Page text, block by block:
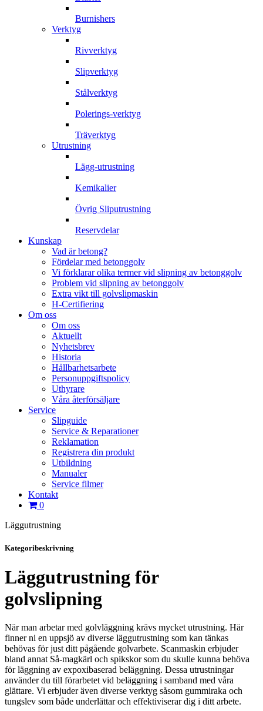
Burnishers
Verktyg
Rivverktyg
Slipverktyg
Stålverktyg
Polerings-verktyg
Träverktyg
Utrustning
Lägg-utrustning
Kemikalier
Övrig Sliputrustning
Reservdelar
Kunskap
Vad är betong?
Fördelar med betonggolv
Vi förklarar olika termer vid slipning av betonggolv
Problem vid slipning av betonggolv
Extra vikt till golvslipmaskin
H-Certifiering
Om oss
Om oss
Aktuellt
Nyhetsbrev
Historia
Hållbarhetsarbete
Personuppgiftspolicy
Uthyrare
Våra återförsäljare
Service
Slipguide
Service & Reparationer
Reklamation
Registrera din produkt
Utbildning
Manualer
Service filmer
Kontakt
0
Läggutrustning
Kategoribeskrivning
Läggutrustning för
golvslipning
När man arbetar med golvläggning krävs mycket utrustning. Här
finner ni en uppsjö av diverse läggutrustning som kan tänkas
behövas för just ditt pågående golvarbete. Scanmaskin erbjuder
bland annat Så-magkärl och spikskor som du skulle kunna behöva
för läggning av expoxibaserad beläggning. Dessa utrustningar
använder du till förarbetet vid beläggning i samband med våra
glättare. Vi erbjuder även diverse verktyg såsom gummiraka och
tungslev som både underlättar och effektiviserar dig i ditt arbete.